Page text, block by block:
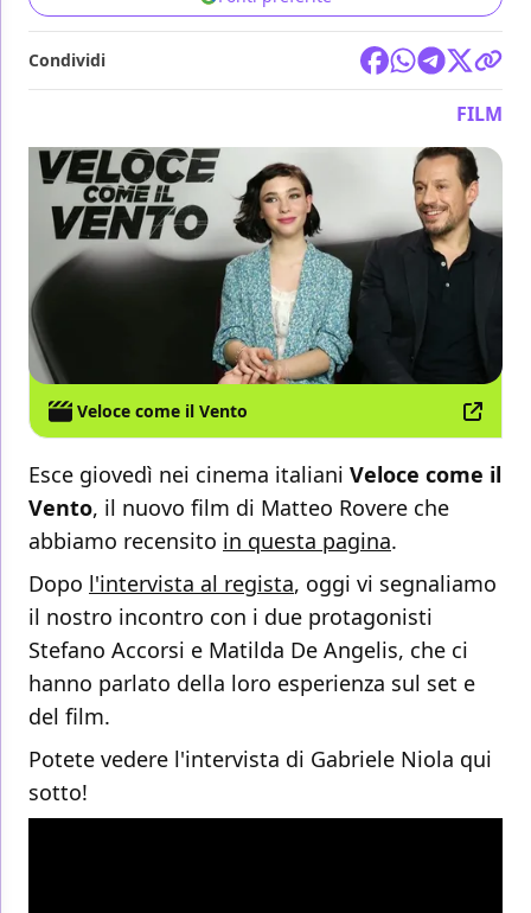
Condividi
FILM
Veloce come il Vento
Esce giovedì nei cinema italiani Veloce come il
Vento, il nuovo film di Matteo Rovere che
abbiamo recensito in questa pagina.
Dopo l'intervista al regista, oggi vi segnaliamo
il nostro incontro con i due protagonisti
Stefano Accorsi e Matilda De Angelis, che ci
hanno parlato della loro esperienza sul set e
del film.
Potete vedere l'intervista di Gabriele Niola qui
sotto!